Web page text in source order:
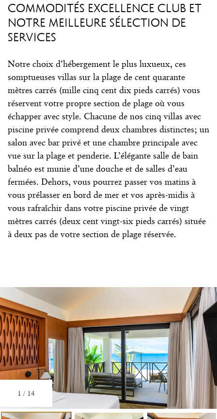
COMMODITÉS EXCELLENCE CLUB ET
NOTRE MEILLEURE SÉLECTION DE
SERVICES
Notre choix d’hébergement le plus luxueux, ces
somptueuses villas sur la plage de cent quarante
mètres carrés (mille cinq cent dix pieds carrés) vous
réservent votre propre section de plage où vous
échapper avec style. Chacune de nos cinq villas avec
piscine privée comprend deux chambres distinctes; un
salon avec bar privé et une chambre principale avec
vue sur la plage et penderie. L’élégante salle de bain
balnéo est munie d’une douche et de salles d’eau
fermées. Dehors, vous pourrez passer vos matins à
vous prélasser en bord de mer et vos après-midis à
vous rafraîchir dans votre piscine privée de vingt
mètres carrés (deux cent vingt-six pieds carrés) située
à deux pas de votre section de plage réservée.
1 / 14